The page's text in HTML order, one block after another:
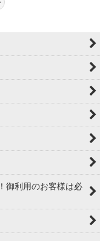
御利用のお客様は必